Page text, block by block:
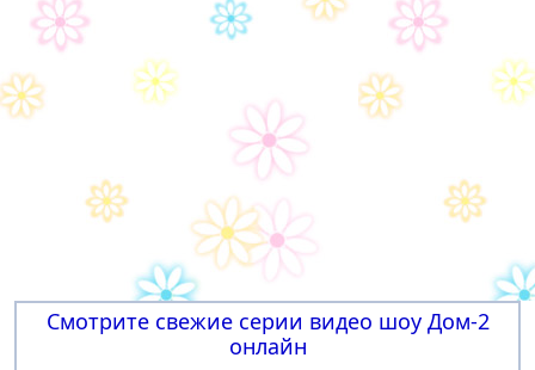
Смотрите свежие серии видео шоу Дом-2
онлайн